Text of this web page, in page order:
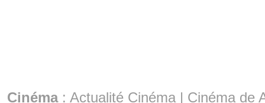
Cinéma: Actualité Cinéma | Cinéma de